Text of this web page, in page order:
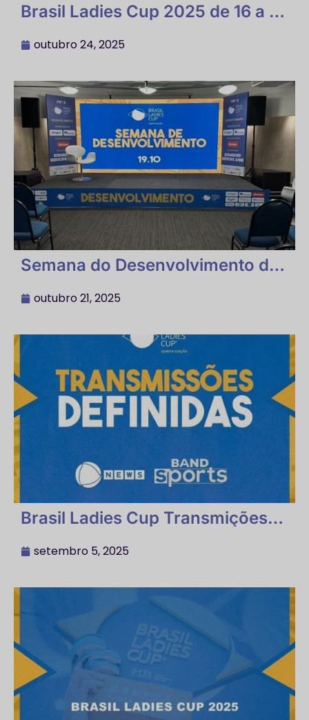
Brasil Ladies Cup 2025 de 16 a 19
outubro 24, 2025
Semana do Desenvolvimento do
outubro 21, 2025
Brasil Ladies Cup Transmições
setembro 5, 2025